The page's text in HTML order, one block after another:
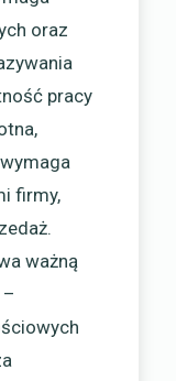
oraz
pracy
firmy,
ważną